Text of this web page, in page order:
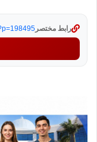
رابط مختصر